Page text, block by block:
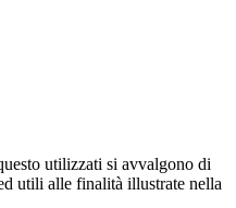
utilizzati si avvalgono di
utili alle finalità illustrate nella